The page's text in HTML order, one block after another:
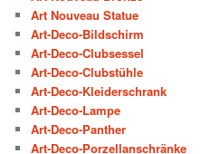
Art Nouveau Statue
Art-Deco-Bildschirm
Art-Deco-Clubsessel
Art-Deco-Clubstühle
Art-Deco-Kleiderschrank
Art-Deco-Lampe
Art-Deco-Panther
Art-Deco-Porzellanschränke